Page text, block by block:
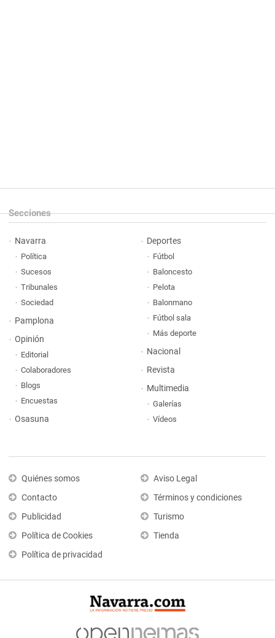
Secciones
Navarra
Política
Sucesos
Tribunales
Sociedad
Pamplona
Opinión
Editorial
Colaboradores
Blogs
Encuestas
Osasuna
Deportes
Fútbol
Baloncesto
Pelota
Balonmano
Fútbol sala
Más deporte
Nacional
Revista
Multimedia
Galerías
Vídeos
Quiénes somos
Contacto
Publicidad
Política de Cookies
Política de privacidad
Aviso Legal
Términos y condiciones
Turismo
Tienda